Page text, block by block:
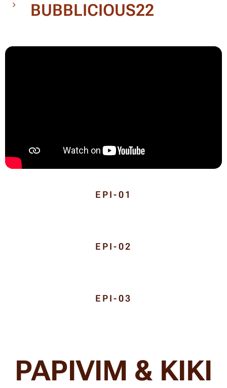
BUBBLICIOUS22
EPI-01
EPI-02
EPI-03
PAPIVIM & KIKI